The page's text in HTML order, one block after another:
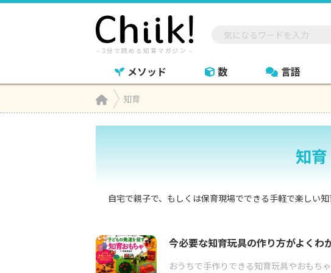
メソッド 数 言語
Home知育
知育
自宅で親子で、もしくは保育現場でできる手軽で楽しい知
今必要な知育玩具の作り方がよくわ
おうちで手作りできる知育玩具やおもち